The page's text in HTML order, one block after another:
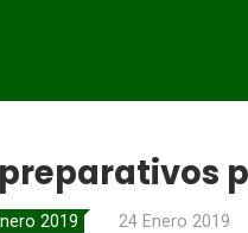
2019 24 Enero 2019